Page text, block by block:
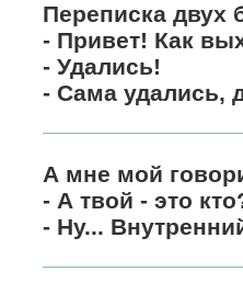
Переписка двух
- Привет! Как
- Удались!
- Сама удались,
А мне мой
- А твой - это
- Ну...